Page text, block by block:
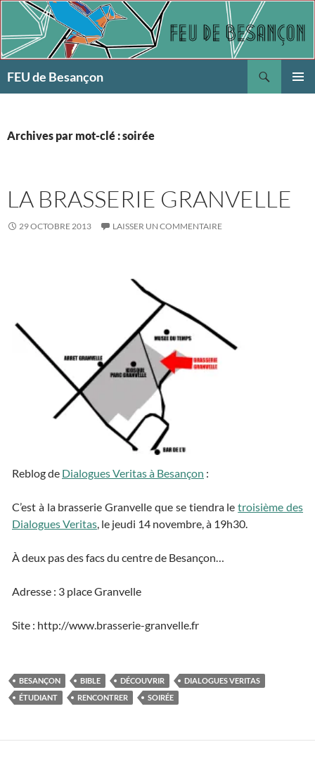
Aller
contenu
FEU de Besançon
Archives par mot-clé : soirée
LA BRASSERIE GRANVELLE
29 OCTOBRE 2013 LAISSER UN COMMENTAIRE
Reblog de Dialogues Veritas à Besançon :
C’est à la brasserie Granvelle que se tiendra letroisième des
Dialogues Veritas , le jeudi 14 novembre, à 19h30.
À deux pas des facs du centre de Besançon…
Adresse : 3 place Granvelle
Site : http://www.brasserie-granvelle.fr
BESANÇON BIBLE DÉCOUVRIR
DIALOGUES VERITAS
ÉTUDIANT
RENCONTRER SOIRÉE